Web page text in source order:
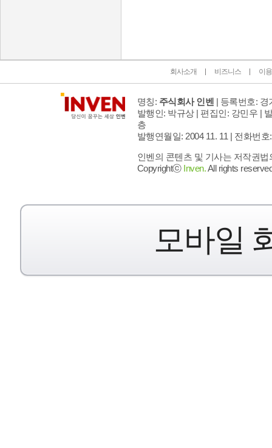
회사소개 비즈니스 이
명칭: 주식회사 인벤 | 등록번호: 경
발행인: 박규상 | 편집인: 강민우 |
층
발행연월일: 2004 11. 11 | 전화번호
인벤의 콘텐츠 및 기사는 저작권
Copyrightⓒ Inven.All rights
모바일